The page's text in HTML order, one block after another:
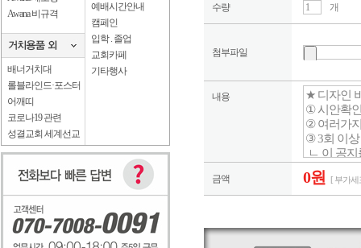
Awana 비규격
배너거치대
롤블라인드·포스터
어깨띠
코로나19 관련
성결교회 세계선교
예배시간안내
캠페인
입학 . 졸업
교회카페
기타행사
수량 개
첨부파일
내용
금액 0원 [ 부가세